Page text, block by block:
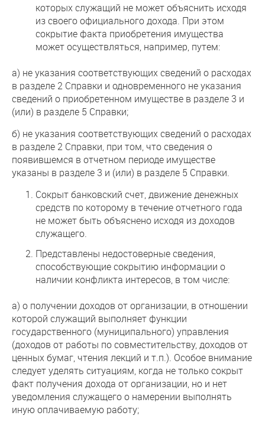
которых служащий не может объяснить исходя
из своего официального дохода. При этом
сокрытие факта приобретения имущества
может осуществляться, например, путем:
а) не указания соответствующих сведений о расходах
в разделе 2 Справки и одновременного не указания
сведений о приобретенном имуществе в разделе 3 и
(или) в разделе 5 Справки;
б) не указания соответствующих сведений о расходах
в разделе 2 Справки, при том, что сведения о
появившемся в отчетном периоде имуществе
указаны в разделе 3 и (или) в разделе 5 Справки.
Сокрыт банковский счет, движение денежных
средств по которому в течение отчетного года
не может быть объяснено исходя из доходов
служащего.
Представлены недостоверные сведения,
способствующие сокрытию информации о
наличии конфликта интересов, в том числе:
а) о получении доходов от организации, в отношении
которой служащий выполняет функции
государственного (муниципального) управления
(доходов от работы по совместительству, доходов от
ценных бумаг, чтения лекций и т.п.). Особое внимание
следует уделять ситуациям, когда не только сокрыт
факт получения дохода от организации, но и нет
уведомления служащего о намерении выполнять
иную оплачиваемую работу;